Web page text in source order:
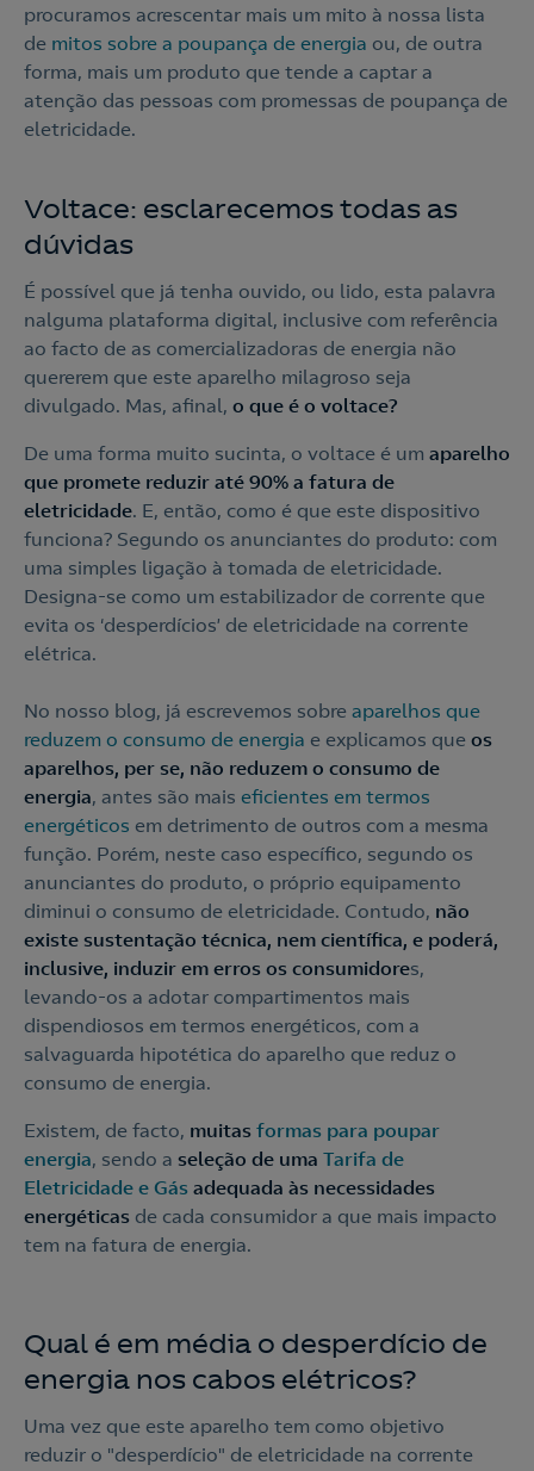
procuramos acrescentar mais um mito à nossa lista
de mitos sobre a poupança de energia ou, de outra
forma, mais um produto que tende a captar a
atenção das pessoas com promessas de poupança de
eletricidade.
Voltace: esclarecemos todas as
dúvidas
É possível que já tenha ouvido, ou lido, esta palavra
nalguma plataforma digital, inclusive com referência
ao facto de as comercializadoras de energia não
quererem que este aparelho milagroso seja
divulgado. Mas, afinal, o que é o voltace?
De uma forma muito sucinta, o voltace é um aparelho
que promete reduzir até 90% a fatura de
eletricidade. E, então, como é que este dispositivo
funciona? Segundo os anunciantes do produto: com
uma simples ligação à tomada de eletricidade.
Designa-se como um estabilizador de corrente que
evita os ‘desperdícios’ de eletricidade na corrente
elétrica.
No nosso blog, já escrevemos sobre aparelhos que
reduzem o consumo de energia e explicamos que os
aparelhos, per se, não reduzem o consumo de
energia, antes são mais eficientes em termos
energéticos em detrimento de outros com a mesma
função. Porém, neste caso específico, segundo os
anunciantes do produto, o próprio equipamento
diminui o consumo de eletricidade. Contudo, não
existe sustentação técnica, nem científica, e poderá,
inclusive, induzir em erros os consumidores,
levando-os a adotar compartimentos mais
dispendiosos em termos energéticos, com a
salvaguarda hipotética do aparelho que reduz o
consumo de energia.
Existem, de facto, muitas formas para poupar
energia, sendo a seleção de uma Tarifa de
Eletricidade e Gás adequada às necessidades
energéticas de cada consumidor a que mais impacto
tem na fatura de energia.
Qual é em média o desperdício de
energia nos cabos elétricos?
Uma vez que este aparelho tem como objetivo
reduzir o "desperdício" de eletricidade na corrente